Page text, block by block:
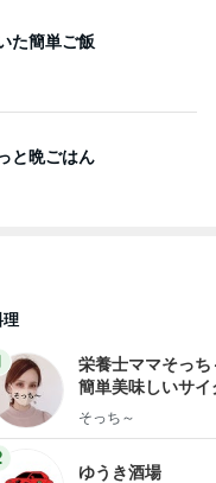
た簡単ご飯
と晩ごはん
理
栄養士ママそっち
簡単美味しいサイ
献立
そっち～
ゆうき酒場